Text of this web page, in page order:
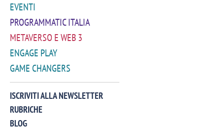
EVENTI
PROGRAMMATIC ITALIA
METAVERSO E WEB 3
ENGAGE PLAY
GAME CHANGERS
ISCRIVITI ALLA NEWSLETTER
RUBRICHE
BLOG